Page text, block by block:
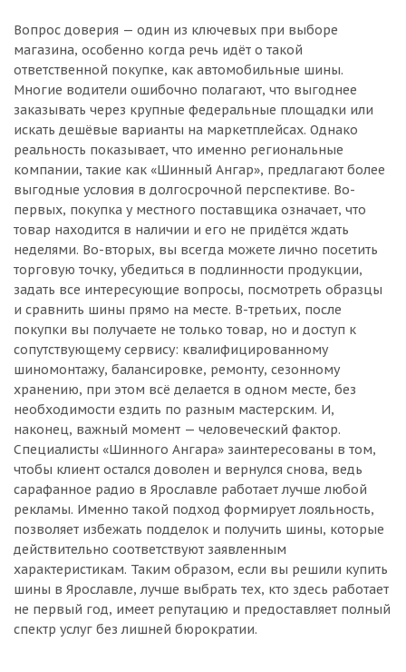
Вопрос доверия — один из ключевых при выборе
магазина, особенно когда речь идёт о такой
ответственной покупке, как автомобильные шины.
Многие водители ошибочно полагают, что выгоднее
заказывать через крупные федеральные площадки или
искать дешёвые варианты на маркетплейсах. Однако
реальность показывает, что именно региональные
компании, такие как «Шинный Ангар», предлагают более
выгодные условия в долгосрочной перспективе. Во-
первых, покупка у местного поставщика означает, что
товар находится в наличии и его не придётся ждать
неделями. Во-вторых, вы всегда можете лично посетить
торговую точку, убедиться в подлинности продукции,
задать все интересующие вопросы, посмотреть образцы
и сравнить шины прямо на месте. В-третьих, после
покупки вы получаете не только товар, но и доступ к
сопутствующему сервису: квалифицированному
шиномонтажу, балансировке, ремонту, сезонному
хранению, при этом всё делается в одном месте, без
необходимости ездить по разным мастерским. И,
наконец, важный момент — человеческий фактор.
Специалисты «Шинного Ангара» заинтересованы в том,
чтобы клиент остался доволен и вернулся снова, ведь
сарафанное радио в Ярославле работает лучше любой
рекламы. Именно такой подход формирует лояльность,
позволяет избежать подделок и получить шины, которые
действительно соответствуют заявленным
характеристикам. Таким образом, если вы решили купить
шины в Ярославле, лучше выбрать тех, кто здесь работает
не первый год, имеет репутацию и предоставляет полный
спектр услуг без лишней бюрократии.